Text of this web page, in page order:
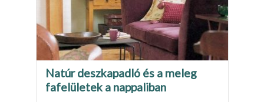
Natúr deszkapadló és a meleg
fafelületek a nappaliban